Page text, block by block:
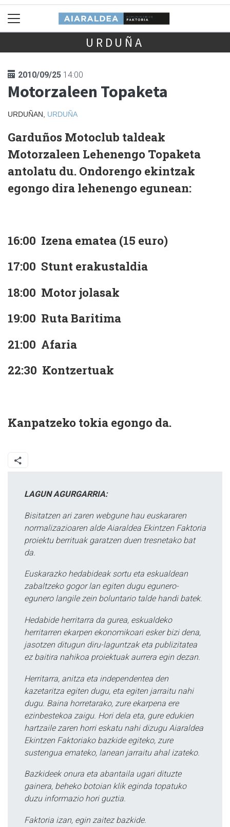
URDUÑA
2010/09/25 14:00
Motorzaleen Topaketa
URDUÑAN, URDUÑA
Garduños Motoclub taldeak
Motorzaleen Lehenengo Topaketa
antolatu du. Ondorengo ekintzak
egongo dira lehenengo egunean:
16:00 Izena ematea (15 euro)
17:00 Stunt erakustaldia
18:00 Motor jolasak
19:00 Ruta Baritima
21:00 Afaria
22:30 Kontzertuak
Kanpatzeko tokia egongo da.
LAGUN AGURGARRIA:
Bisitatzen ari zaren webgune hau euskararen
normalizazioaren alde Aiaraldea Ekintzen Faktoria
proiektu berrituak garatzen duen tresnetako bat
da.
Euskarazko hedabideak sortu eta eskualdean
zabaltzeko gogor lan egiten dugu egunero-
egunero langile zein boluntario talde handi batek.
Hedabide herritarra da gurea, eskualdeko
herritarren ekarpen ekonomikoari esker bizi dena,
jasotzen ditugun diru-laguntzak eta publizitatea
ez baitira nahikoa proiektuak aurrera egin dezan.
Herritarra, anitza eta independentea den
kazetaritza egiten dugu, eta egiten jarraitu nahi
dugu. Baina horretarako, zure ekarpena ere
ezinbestekoa zaigu. Hori dela eta, gure edukien
hartzaile zaren horri eskatu nahi dizugu Aiaraldea
Ekintzen Faktoriako bazkide egiteko, zure
sustengua emateko, lanean jarraitu ahal izateko.
Bazkideek onura eta abantaila ugari dituzte
gainera, beheko botoian klik eginda topatuko
duzu informazio hori guztia.
Faktoria izan, egin zaitez bazkide.